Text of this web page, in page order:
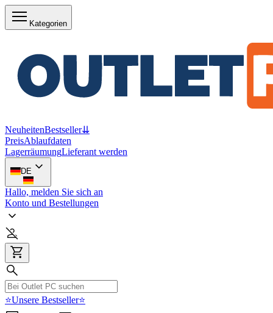
Kategorien
NeuheitenBestseller⇊
PreisAblaufdaten
LagerräumungLieferant werden
DE
Hallo, melden Sie sich an
Konto und Bestellungen
⭐Unsere Bestseller⭐